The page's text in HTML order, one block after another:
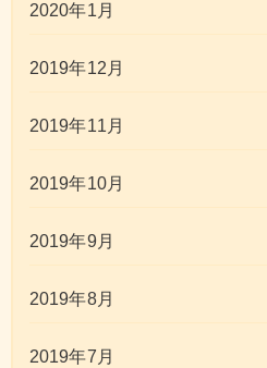
2020年1月
2019年12月
2019年11月
2019年10月
2019年9月
2019年8月
2019年7月